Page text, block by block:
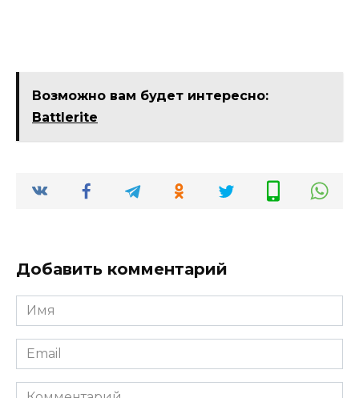
Возможно вам будет интересно:
Battlerite
Добавить комментарий
Имя
*
Email
*
Комментарий